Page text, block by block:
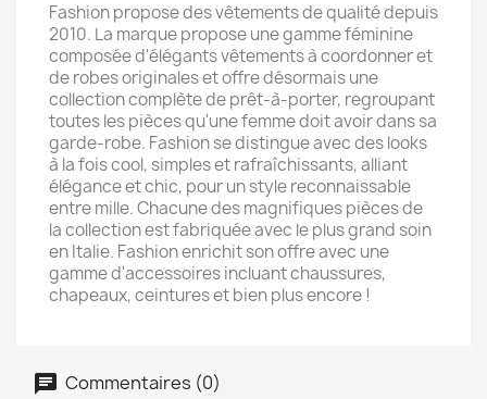
Fashion propose des vêtements de qualité depuis
2010. La marque propose une gamme féminine
composée d'élégants vêtements à coordonner et
de robes originales et offre désormais une
collection complète de prêt-à-porter, regroupant
toutes les pièces qu'une femme doit avoir dans sa
garde-robe. Fashion se distingue avec des looks
à la fois cool, simples et rafraîchissants, alliant
élégance et chic, pour un style reconnaissable
entre mille. Chacune des magnifiques pièces de
la collection est fabriquée avec le plus grand soin
en Italie. Fashion enrichit son offre avec une
gamme d'accessoires incluant chaussures,
chapeaux, ceintures et bien plus encore !
Commentaires (0)